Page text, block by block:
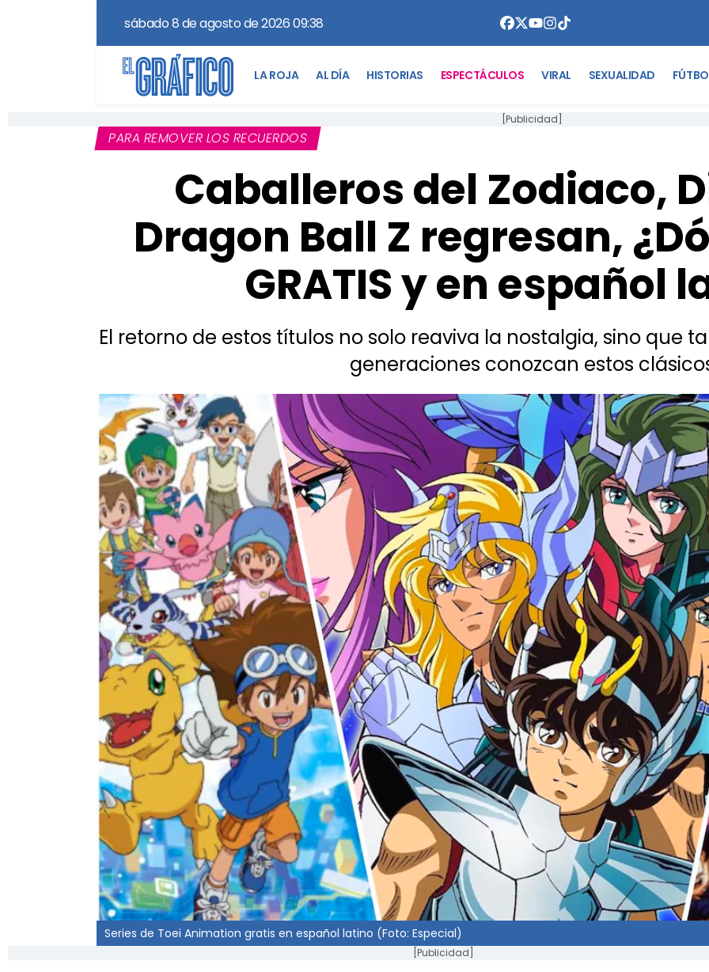
sábado 8 de agosto de 2026 09:38
LA ROJA AL DÍA HISTORIAS ESPECTÁCULOS VIRAL SEXUALIDAD
[Publicidad]
PARA REMOVER LOS RECUERDOS
Caballeros del Zodiaco,
Dragon Ball Z regresan,
GRATIS y en español
El retorno de estos títulos no solo reaviva la nostalgia, sino que
generaciones conozcan estos
Series de Toei Animation gratis en español latino (Foto: Especial)
[Publicidad]